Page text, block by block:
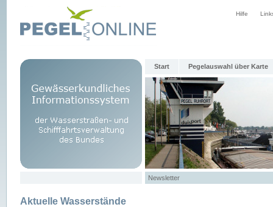
Hilfe
Start Pegelauswahl über Karte
Newsletter
Aktuelle Wasserstände